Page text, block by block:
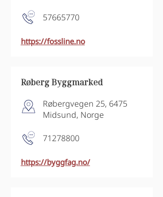
57665770
https://fossline.no
Røberg Byggmarked
Røbergvegen 25, 6475
Midsund, Norge
71278800
https://byggfag.no/